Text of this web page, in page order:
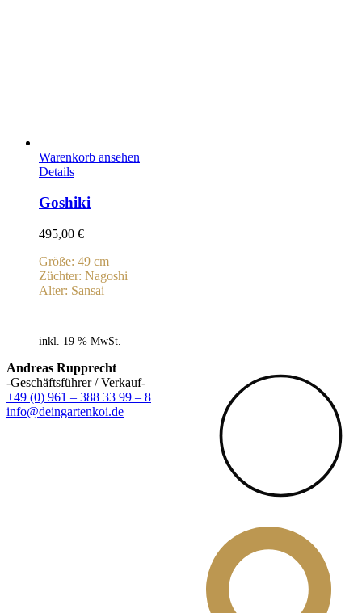
Warenkorb ansehen
Details
Goshiki
495,00 €
Größe: 49 cm
Züchter: Nagoshi
Alter: Sansai
inkl. 19 % MwSt.
Andreas Rupprecht
-Geschäftsführer / Verkauf-
+49 (0) 961 – 388 33 99 – 8
info@deingartenkoi.de